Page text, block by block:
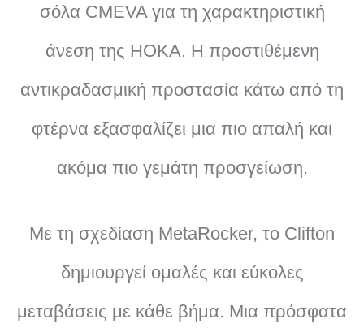
σόλα CMEVA για τη χαρακτηριστική
άνεση της HOKA. Η προστιθέμενη
αντικραδασμική προστασία κάτω από τη
φτέρνα εξασφαλίζει μια πιο απαλή και
ακόμα πιο γεμάτη προσγείωση.
Με τη σχεδίαση MetaRocker, το Clifton
δημιουργεί ομαλές και εύκολες
μεταβάσεις με κάθε βήμα. Μια πρόσφατα